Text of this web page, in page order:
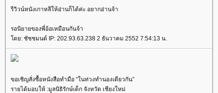
รีวิวน์หนังเกาหลีให้อ่านก็ได้ค่ะ อยากอ่านจ้า
รอนิยายของพี่อ้อเหมือนกันจ้า
ดย: ชัชชมนต์ IP: 202.93.63.238 2 ธันวาคม 2552 7:54:13 น.
ขอเชิญสั่งซื้อหนังสือทำมือ “ในท่วงทำนองเดียวกัน”
รายได้มอบให้ :มูลนิธิรักษ์เด็ก จังหวัด เชียงใหม่